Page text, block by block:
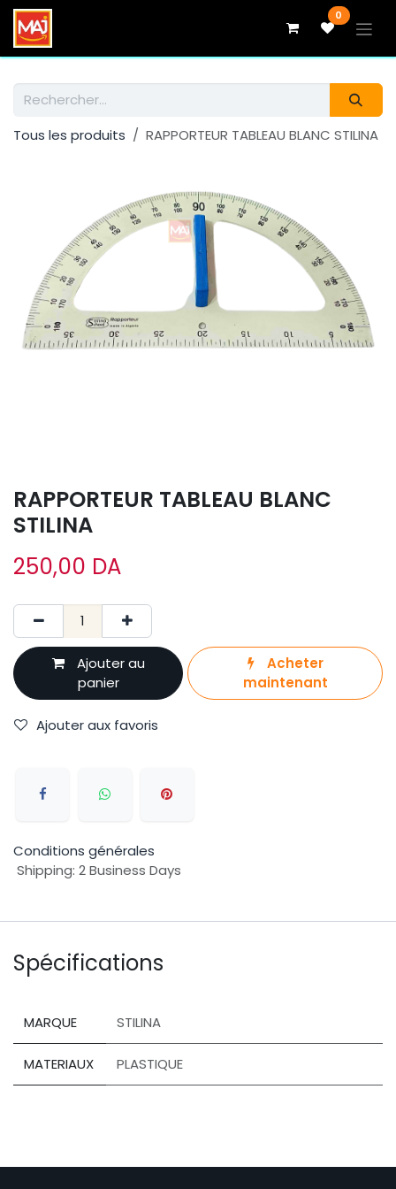
Se rendre au contenu 0
Tous les produits RAPPORTEUR TABLEAU BLANC STILINA
RAPPORTEUR TABLEAU BLANC
STILINA
250,00 DA
Ajouter au
panier
Acheter
maintenant
Ajouter aux favoris
Conditions générales
Shipping: 2 Business Days
Spécifications
MARQUE STILINA
MATERIAUX PLASTIQUE